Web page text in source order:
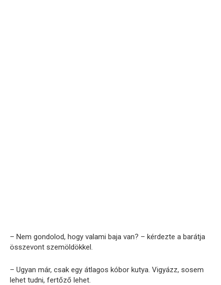
– Nem gondolod, hogy valami baja van? – kérdezte a barátja
összevont szemöldökkel.
– Ugyan már, csak egy átlagos kóbor kutya. Vigyázz, sosem
lehet tudni, fertőző lehet.